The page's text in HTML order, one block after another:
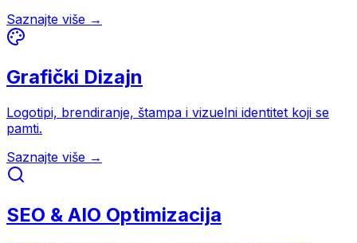
Saznajte više →
Grafički Dizajn
Logotipi, brendiranje, štampa i vizuelni identitet koji se
pamti.
Saznajte više →
SEO & AIO Optimizacija